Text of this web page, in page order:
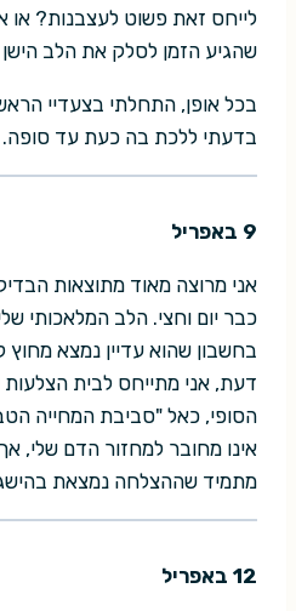
לייחס זאת פשוט לעצבנות? או
שהגיע הזמן לסלק את הלב
בכל אופן, התחלתי בצעדיי
בדעתי ללכת בה כעת עד סופה.
9 באפריל
אני מרוצה מאוד מתוצאות
כבר יום וחצי. הלב המלאכותי
בחשבון שהוא עדיין נמצא מחוץ
דעת, אני מתייחס לבית
הסופי, כאל "סביבת המחייה
אינו מחובר למחזור הדם שלי,
מתמיד שההצלחה נמצאת בהישג
12 באפריל